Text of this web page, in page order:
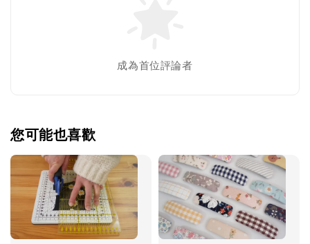
成為首位評論者
您可能也喜歡